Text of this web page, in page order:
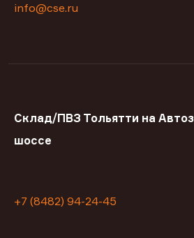
info@cse.ru
Склад/ПВЗ Тольятти на
шоссе
+7 (8482) 94-24-45